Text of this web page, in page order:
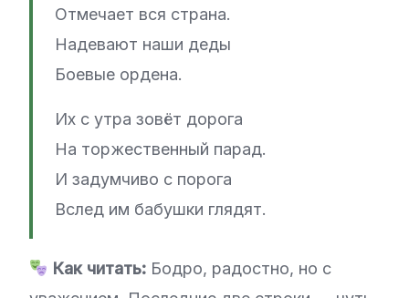
Отмечает вся страна.
Надевают наши деды
Боевые ордена.
Их с утра зовёт дорога
На торжественный парад.
И задумчиво с порога
Вслед им бабушки глядят.
Как читать:Бодро, радостно, но с